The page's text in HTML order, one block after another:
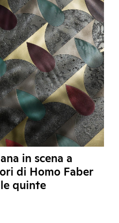
in scena a
di Homo Faber
quinte